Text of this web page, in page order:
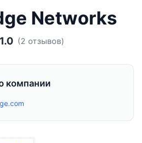
Networks
1.0 (2 отзывов)
компании